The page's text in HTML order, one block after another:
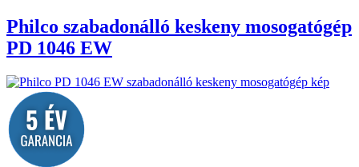
Philco szabadonálló keskeny mosogatógép
PD 1046 EW